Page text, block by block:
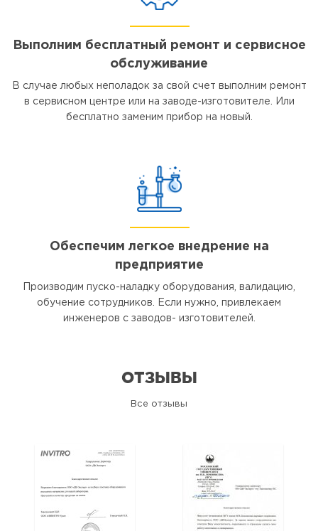
Выполним бесплатный ремонт и сервисное
обслуживание
В случае любых неполадок за свой счет выполним ремонт
в сервисном центре или на заводе-изготовителе. Или
бесплатно заменим прибор на новый.
Обеспечим легкое внедрение на
предприятие
Производим пуско-наладку оборудования, валидацию,
обучение сотрудников. Если нужно, привлекаем
инженеров с заводов- изготовителей.
ОТЗЫВЫ
Все отзывы